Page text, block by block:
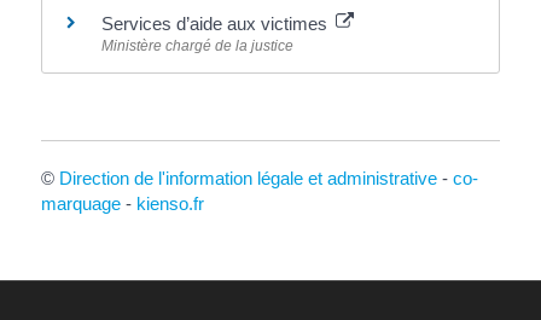
Services d’aide aux victimes
Ministère chargé de la justice
© Direction de l'information légale et administrative- co-
marquage- kienso.fr